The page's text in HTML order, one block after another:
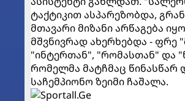
ტაქტიკით ასპარეზობდა,
მთავარი მიზანი არწაგება
მშვნივრად ახერხებდა - ფრე
"ინტერთან", "რომასთან" და
რომელმა მატჩმაც წინასწარ
საჩემპიონო ზეიმი ჩაშალა.